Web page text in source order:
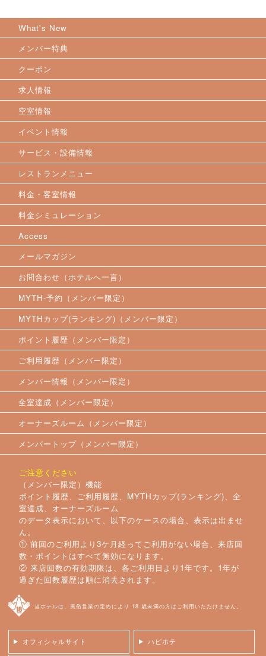
What's New
メンバー特典
クーポン
求人情報
空室情報
イベント情報
サービス・設備情報
レストランメニュー
料金・客室情報
料金シミュレーション
Access
メールマガジン
お問合わせ（ホテルへ一言）
MYTH-予約（メンバー限定）
MYTHカップ(ランキング)（メンバー限定）
ポイント履歴（メンバー限定）
ご利用履歴（メンバー限定）
メンバー情報（メンバー限定）
全室達成（メンバー限定）
オーナーズルーム（メンバー限定）
メンバートップ（メンバー限定）
ご注意ください
（メンバー限定）機能
ポイント履歴、ご利用履歴、MYTHカップ(ランキング)、全
室達成、オーナーズルーム
のデータ表示において、以下のケースの場合、表示は出ませ
ん。
① 前回のご利用より3ケ月経ってご利用がない場合、来店回
数・ポイントはすべて無効になります。
② 来店回数の有効期限は、各ご利用日より1年です。1年が
過ぎた回数履歴は順に消去されます。
当ホテルは、風俗営業の定めにより 18 歳未満の方はご利用いただけません。
オフィシャルサイト ハピホテ